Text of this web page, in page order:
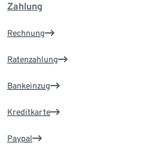
Zahlung
Rechnung
Ratenzahlung
Bankeinzug
Kreditkarte
Paypal